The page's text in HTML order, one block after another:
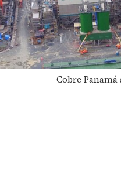
Cobre